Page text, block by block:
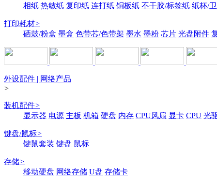
相纸 热敏纸 复印纸 连打纸 铜板纸 不干胶/标签纸 纸杯/
打印耗材>
硒鼓/粉盒 墨盒 色带芯/色带架 墨水 墨粉 芯片 光盘附件
外设配件 | 网络产品
>
装机配件>
显示器 电源 主板 机箱 硬盘 内存 CPU风扇 显卡 CPU 光
键盘/鼠标>
键鼠套装 键盘 鼠标
存储>
移动硬盘 网络存储 U盘 存储卡